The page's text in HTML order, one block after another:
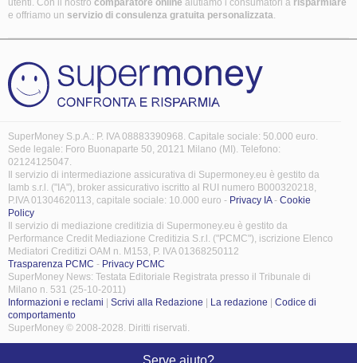
utenti. Con il nostro comparatore online aiutiamo i consumatori a risparmiare
e offriamo un servizio di consulenza gratuita personalizzata.
SuperMoney S.p.A.: P. IVA 08883390968. Capitale sociale: 50.000 euro.
Sede legale: Foro Buonaparte 50, 20121 Milano (MI). Telefono:
02124125047.
Il servizio di intermediazione assicurativa di Supermoney.eu è gestito da
Iamb s.r.l. ("IA"), broker assicurativo iscritto al RUI numero B000320218,
P.IVA 01304620113, capitale sociale: 10.000 euro - Privacy IA- Cookie
Policy
Il servizio di mediazione creditizia di Supermoney.eu è gestito da
Performance Credit Mediazione Creditizia S.r.l. ("PCMC"), iscrizione Elenco
Mediatori Creditizi OAM n. M153, P. IVA 01368250112
Trasparenza PCMC - Privacy PCMC
SuperMoney News: Testata Editoriale Registrata presso il Tribunale di
Milano n. 531 (25-10-2011)
Informazioni e reclami
Scrivi alla Redazione La redazione
Codice di
comportamento
SuperMoney © 2008-2028. Diritti riservati.
Serve aiuto?